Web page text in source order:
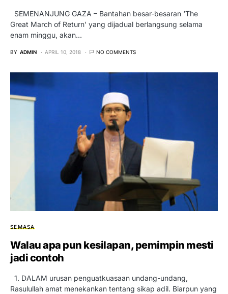
SEMENANJUNG GAZA – Bantahan besar-besaran ‘The
Great March of Return’ yang dijadual berlangsung selama
enam minggu, akan…
BY ADMIN APRIL 10, 2018 NO COMMENTS
SEMASA
Walau apa pun kesilapan, pemimpin mesti
jadi contoh
1. DALAM urusan penguatkuasaan undang-undang,
Rasulullah amat menekankan tentang sikap adil. Biarpun yang